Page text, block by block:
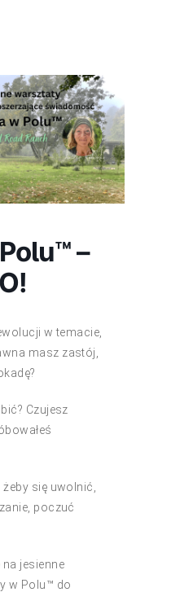
–
w temacie,
masz zastój,
Czujesz
się uwolnić,
poczuć
jesienne
w Polu™ do